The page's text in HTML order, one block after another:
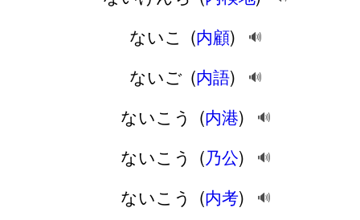
ないこ (内顧) 🔊
ないご (内語) 🔊
ないこう (内港) 🔊
ないこう (乃公) 🔊
ないこう (内考) 🔊